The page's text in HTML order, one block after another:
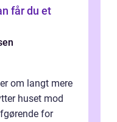
om langt mere
huset mod
for